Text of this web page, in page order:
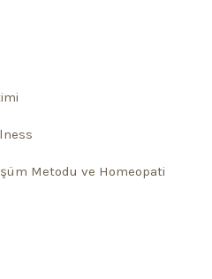
Metodu ve Homeopati